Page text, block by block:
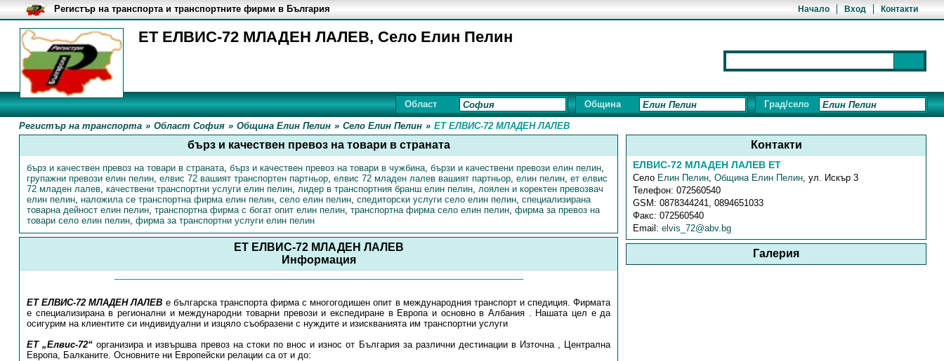
ЕТ ЕЛВИС-72 МЛАДЕН ЛАЛЕВ, Село Елин Пелин
Начало Вход Контакти
Регистър на транспорта и транспортните фирми в България
Област Община Град/село
Регистър на транспорта » Област София » Община Елин Пелин » Село Елин Пелин » ЕТ ЕЛВИС-72 МЛАДЕН ЛАЛЕВ
бърз и качествен превоз на товари в страната
бърз и качествен превоз на товари в страната, бърз и качествен превоз на товари в чужбина, бързи и качествени превози елин пелин,
групажни превози елин пелин, елвис 72 вашият транспортен партньор, елвис 72 младен лалев вашият партньор, елин пелин, ет елвис
72 младен лалев, качествени транспортни услуги елин пелин, лидер в транспортния бранш елин пелин, лоялен и коректен превозвач
елин пелин, наложила се транспортна фирма елин пелин, село елин пелин, спедиторски услуги село елин пелин, специализирана
товарна дейност елин пелин, транспортна фирма с богат опит елин пелин, транспортна фирма село елин пелин, фирма за превоз на
товари село елин пелин, фирма за транспортни услуги елин пелин
ЕТ ЕЛВИС-72 МЛАДЕН ЛАЛЕВ
Информация
ЕТ ЕЛВИС-72 МЛАДЕН ЛАЛЕВ е българска транспорта фирма с многогодишен опит в международния транспорт и спедиция. Фирмата
е специализирана в регионални и международни товарни превози и експедиране в Европа и основно в Албания . Нашата цел е да
осигурим на клиентите си индивидуални и изцяло съобразени с нуждите и изискванията им транспортни услуги
ЕТ „Елвис-72“ организира и извършва превоз на стоки по внос и износ от България за различни дестинации в Източна , Централна
Европа, Балканите. Основните ни Европейски релации са от и до:
Контакти
ЕЛВИС-72 МЛАДЕН ЛАЛЕВ ЕТ
Село Елин Пелин, Община Елин Пелин, ул. Искър 3
Телефон: 072560540
GSM: 0878344241, 0894651033
Факс: 072560540
Email: elvis_72@abv.bg
Галерия